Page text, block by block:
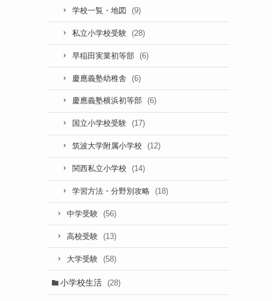
学校一覧・地図 (9)
私立小学校受験 (28)
早稲田実業初等部 (6)
慶應義塾幼稚舎 (6)
慶應義塾横浜初等部 (6)
国立小学校受験 (17)
筑波大学附属小学校 (12)
関西私立小学校 (14)
学習方法・分野別攻略 (18)
中学受験 (56)
高校受験 (13)
大学受験 (58)
小学校生活 (28)